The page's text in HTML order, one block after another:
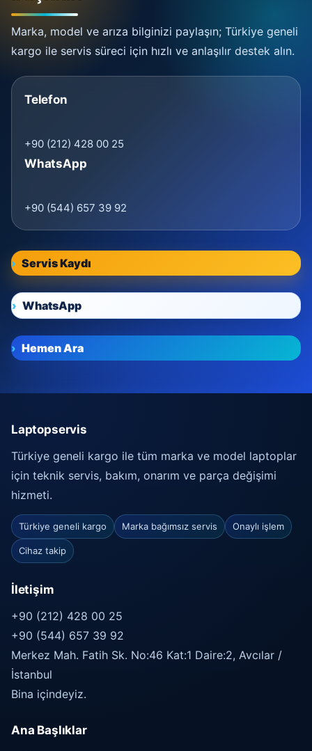
Marka, model ve arıza bilginizi paylaşın; Türkiye geneli
kargo ile servis süreci için hızlı ve anlaşılır destek alın.
Telefon
+90 (212) 428 00 25
WhatsApp
+90 (544) 657 39 92
Servis Kaydı
WhatsApp
Hemen Ara
Laptopservis
Türkiye geneli kargo ile tüm marka ve model laptoplar
için teknik servis, bakım, onarım ve parça değişimi
hizmeti.
Türkiye geneli kargo Marka bağımsız servis Onaylı işlem
Cihaz takip
İletişim
+90 (212) 428 00 25
+90 (544) 657 39 92
Merkez Mah. Fatih Sk. No:46 Kat:1 Daire:2, Avcılar /
İstanbul
Bina içindeyiz.
Ana Başlıklar